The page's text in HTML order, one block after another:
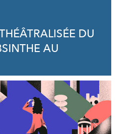
DU
AU